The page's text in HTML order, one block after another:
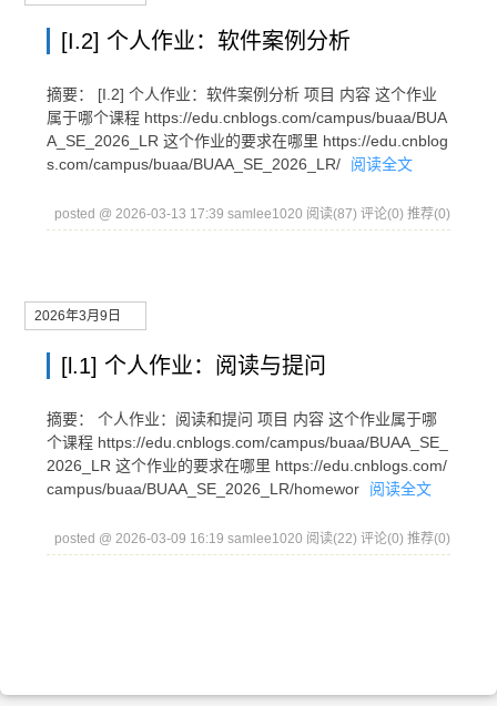
[I.2] 个人作业：软件案例分析
摘要： [I.2] 个人作业：软件案例分析 项目 内容 这个作业
属于哪个课程 https://edu.cnblogs.com/campus/buaa/BUA
A_SE_2026_LR 这个作业的要求在哪里 https://edu.cnblog
s.com/campus/buaa/BUAA_SE_2026_LR/
阅读全文
posted @ 2026-03-13 17:39 samlee1020 阅读(87) 评论(0) 推荐(0)
2026年3月9日
[l.1] 个人作业：阅读与提问
摘要： 个人作业：阅读和提问 项目 内容 这个作业属于哪
个课程 https://edu.cnblogs.com/campus/buaa/BUAA_SE_
2026_LR 这个作业的要求在哪里 https://edu.cnblogs.com/
campus/buaa/BUAA_SE_2026_LR/homewor
阅读全文
posted @ 2026-03-09 16:19 samlee1020 阅读(22) 评论(0) 推荐(0)